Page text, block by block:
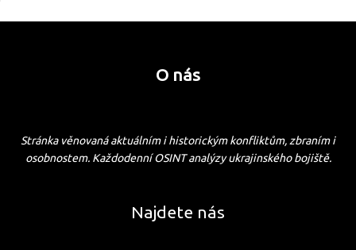
O nás
Stránka věnovaná aktuálním i historickým konfliktům, zbraním i
osobnostem. Každodenní OSINT analýzy ukrajinského bojiště.
Najdete nás